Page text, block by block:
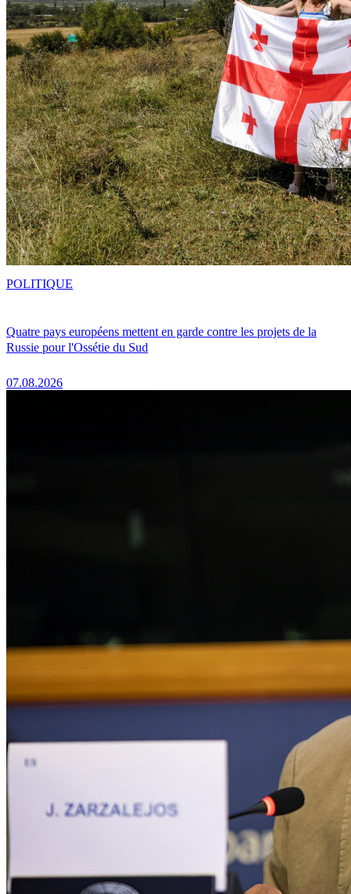
Quatre pays européens mettent en garde contre les projets de la
Russie pour l'Ossétie du Sud
07.08.2026
POLITIQUE